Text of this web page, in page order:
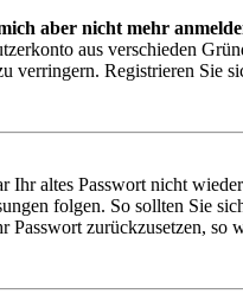
aber nicht mehr
aus verschieden
verringern. Registrieren Sie
altes Passwort nicht
folgen. So sollten Sie
Passwort zurückzusetzen, so